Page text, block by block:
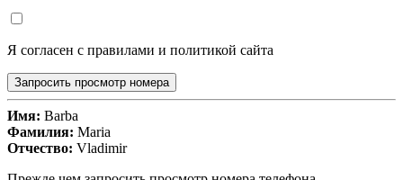
Я согласен с правилами и политикой сайта
Запросить просмотр номера
Имя: Barba
Фамилия: Maria
Отчество: Vladimir